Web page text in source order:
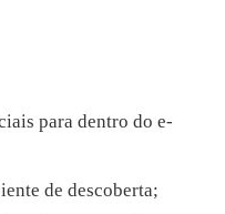
para dentro do e-
de descoberta;